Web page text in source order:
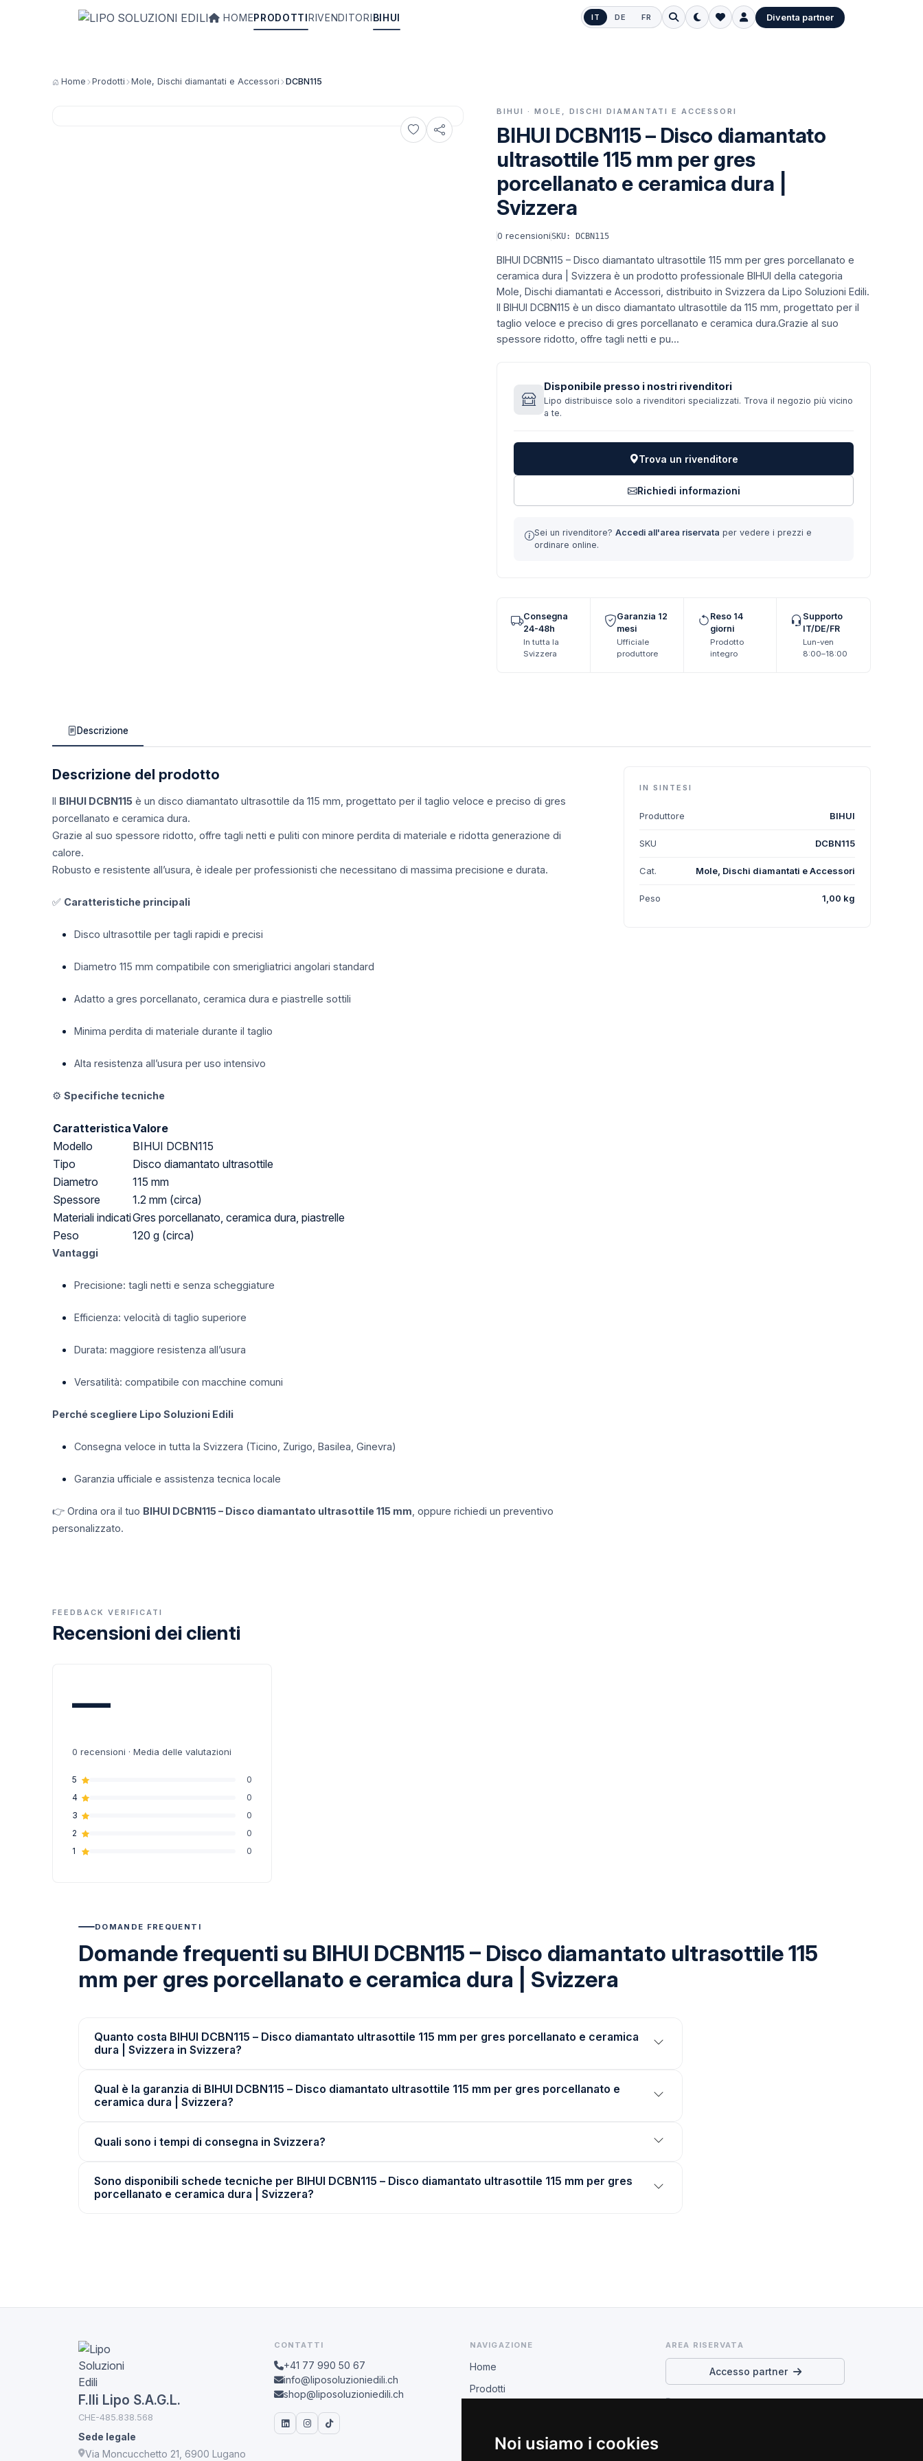
Noi usiamo i cookies
HOMEPRODOTTIRIVENDITORIBIHUI IT DE FR Diventa partner
Home Prodotti Mole, Dischi diamantati e Accessori DCBN115
BIHUI · MOLE, DISCHI DIAMANTATI E ACCESSORI
BIHUI DCBN115 – Disco diamantato
ultrasottile 115 mm per gres
porcellanato e ceramica dura |
Svizzera
0 recensioniSKU: DCBN115
BIHUI DCBN115 – Disco diamantato ultrasottile 115 mm per gres porcellanato e
ceramica dura | Svizzera è un prodotto professionale BIHUI della categoria
Mole, Dischi diamantati e Accessori, distribuito in Svizzera da Lipo Soluzioni Edili.
Il BIHUI DCBN115 è un disco diamantato ultrasottile da 115 mm, progettato per il
taglio veloce e preciso di gres porcellanato e ceramica dura.Grazie al suo
spessore ridotto, offre tagli netti e pu...
Disponibile presso i nostri rivenditori
Lipo distribuisce solo a rivenditori specializzati. Trova il negozio più vicino
a te.
Trova un rivenditore
Richiedi informazioni
Sei un rivenditore?Accedi all'area riservata per vedere i prezzi e
ordinare online.
Consegna
24-48h
In tutta la
Svizzera
Garanzia 12
mesi
Ufficiale
produttore
Reso 14
giorni
Prodotto
integro
Supporto
IT/DE/FR
Lun-ven
8:00–18:00
Descrizione
Descrizione del prodotto
Il BIHUI DCBN115 è un disco diamantato ultrasottile da 115 mm, progettato per il taglio veloce e preciso di gres
porcellanato e ceramica dura.
Grazie al suo spessore ridotto, offre tagli netti e puliti con minore perdita di materiale e ridotta generazione di
calore.
Robusto e resistente all’usura, è ideale per professionisti che necessitano di massima precisione e durata.
✅ Caratteristiche principali
Disco ultrasottile per tagli rapidi e precisi
Diametro 115 mm compatibile con smerigliatrici angolari standard
Adatto a gres porcellanato, ceramica dura e piastrelle sottili
Minima perdita di materiale durante il taglio
Alta resistenza all’usura per uso intensivo
⚙️ Specifiche tecniche
CaratteristicaValore
Modello
BIHUI DCBN115
Tipo
Disco diamantato ultrasottile
Diametro
115 mm
Spessore
1.2 mm (circa)
Materiali indicatiGres porcellanato, ceramica dura, piastrelle
Peso
120 g (circa)
Vantaggi
Precisione: tagli netti e senza scheggiature
Efficienza: velocità di taglio superiore
Durata: maggiore resistenza all’usura
Versatilità: compatibile con macchine comuni
Perché scegliere Lipo Soluzioni Edili
Consegna veloce in tutta la Svizzera (Ticino, Zurigo, Basilea, Ginevra)
Garanzia ufficiale e assistenza tecnica locale
👉 Ordina ora il tuo BIHUI DCBN115 – Disco diamantato ultrasottile 115 mm , oppure richiedi un preventivo
personalizzato.
IN SINTESI
Produttore BIHUI
SKU DCBN115
Cat. Mole, Dischi diamantati e Accessori
Peso 1,00 kg
FEEDBACK VERIFICATI
Recensioni dei clienti
—
0 recensioni · Media delle valutazioni
5
0
4
0
3
0
2
0
1
0
DOMANDE FREQUENTI
Domande frequenti su BIHUI DCBN115 – Disco diamantato ultrasottile 115
mm per gres porcellanato e ceramica dura | Svizzera
Quanto costa BIHUI DCBN115 – Disco diamantato ultrasottile 115 mm per gres porcellanato e ceramica
dura | Svizzera in Svizzera?
Qual è la garanzia di BIHUI DCBN115 – Disco diamantato ultrasottile 115 mm per gres porcellanato e
ceramica dura | Svizzera?
Quali sono i tempi di consegna in Svizzera?
Sono disponibili schede tecniche per BIHUI DCBN115 – Disco diamantato ultrasottile 115 mm per gres
porcellanato e ceramica dura | Svizzera?
F.lli Lipo S.A.G.L.
CHE-485.838.568
Sede legale
Via Moncucchetto 21, 6900 Lugano
CONTATTI
+41 77 990 50 67
info@liposoluzioniedili.ch
shop@liposoluzioniedili.ch
NAVIGAZIONE
Home
Prodotti
AREA RISERVATA
Accesso partner